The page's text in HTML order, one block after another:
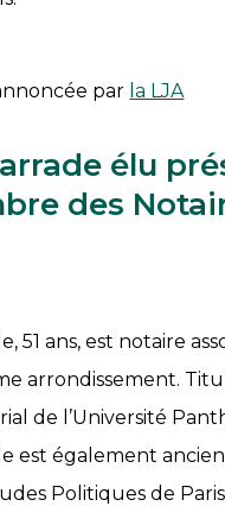
par la LJA
élu
des
51 ans, est notaire
arrondissement.
de l’Université
est également
Politiques de